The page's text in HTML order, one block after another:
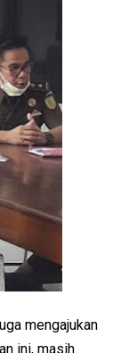
mengajukan
ini, masih